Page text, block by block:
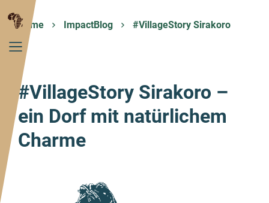
Home ImpactBlog #VillageStory Sirakoro
#VillageStory Sirakoro –
ein Dorf mit natürlichem
Charme